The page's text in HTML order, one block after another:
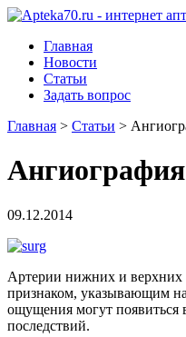
Главная
Новости
Статьи
Задать вопрос
Главная > Статьи >
09.12.2014
Артерии нижних и верхних
признаком, указывающим
ощущения могут появиться
последствий.